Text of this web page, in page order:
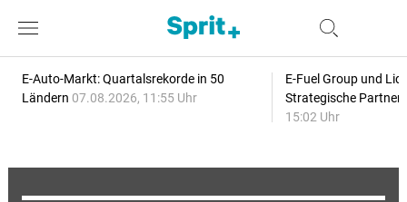
E-Auto-Markt: Quartalsrekorde in 50
Ländern 07.08.2026, 11:55 Uhr
E-Fuel Group und
Strategische
15:02 Uhr